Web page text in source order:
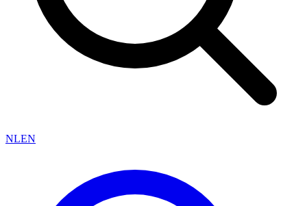
NLEN